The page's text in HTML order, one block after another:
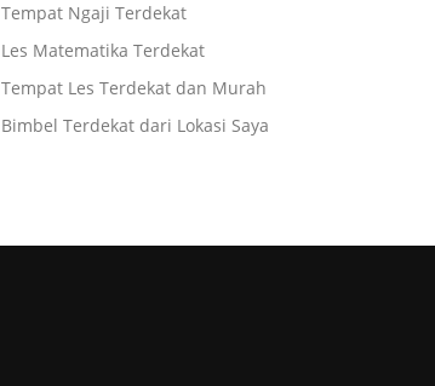
Tempat Ngaji Terdekat
Les Matematika Terdekat
Tempat Les Terdekat dan Murah
Bimbel Terdekat dari Lokasi Saya